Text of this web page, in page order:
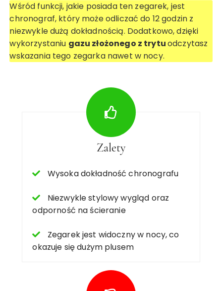
Wśród funkcji, jakie posiada ten zegarek, jest
chronograf, który może odliczać do 12 godzin z
niezwykle dużą dokładnością. Dodatkowo, dzięki
wykorzystaniu gazu złożonego z trytuodczytasz
wskazania tego zegarka nawet w nocy.
Zalety
Wysoka dokładność chronografu
Niezwykle stylowy wygląd oraz
odporność na ścieranie
Zegarek jest widoczny w nocy, co
okazuje się dużym plusem